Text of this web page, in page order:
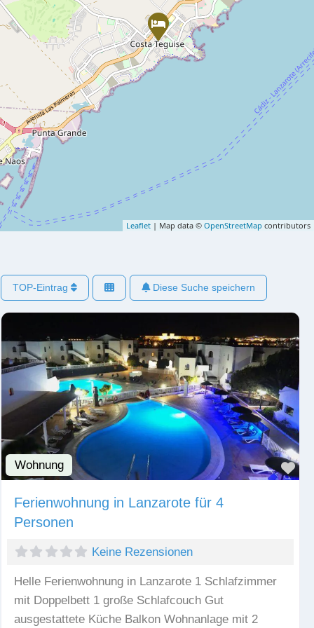
Leaflet | Map data © OpenStreetMap contributors
TOP-Eintrag Diese Suche speichern
Wohnung
Ferienwohnung in Lanzarote für 4
Personen
Keine Rezensionen
Helle Ferienwohnung in Lanzarote 1 Schlafzimmer
mit Doppelbett 1 große Schlafcouch Gut
ausgestattete Küche Balkon Wohnanlage mit 2